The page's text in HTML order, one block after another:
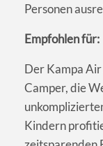
Personen
Empfohlen für:
Der Kampa
Camper, die
Kindern